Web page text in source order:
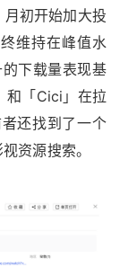
初开始加大投
维持在峰值水
下载量表现基
和「Cici」在拉
还找到了一个
资源搜索。